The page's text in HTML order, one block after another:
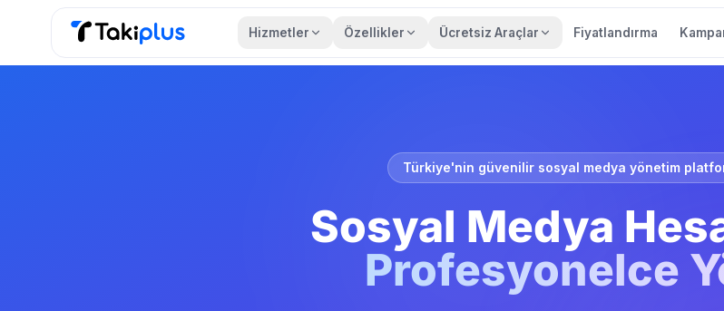
Anasayfa
Hizmetler Özellikler Ücretsiz Araçlar Fiyatlandırma
Türkiye'nin güvenilir sosyal medya yönetim
Sosyal Medya
Profesyonelce